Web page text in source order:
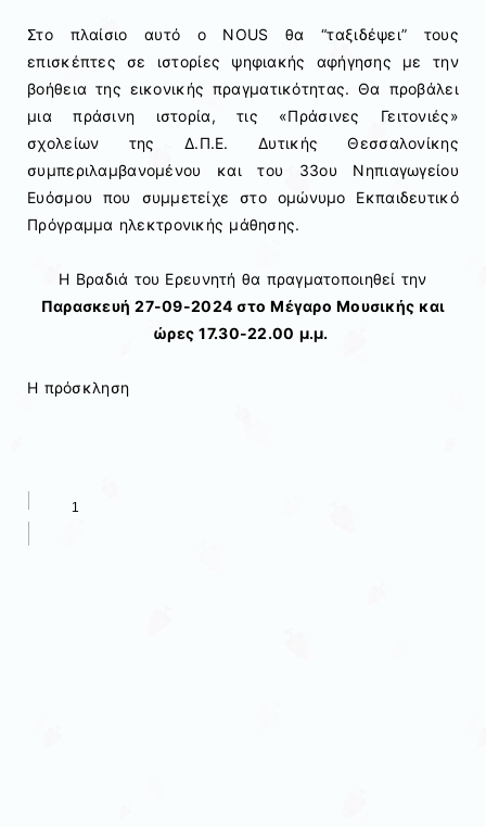
Στο πλαίσιο αυτό ο ΝΟUS θα “ταξιδέψει” τους
επισκέπτες σε ιστορίες ψηφιακής αφήγησης με την
βοήθεια της εικονικής πραγματικότητας. Θα προβάλει
μια πράσινη ιστορία, τις «Πράσινες Γειτονιές»
σχολείων της Δ.Π.Ε. Δυτικής Θεσσαλονίκης
συμπεριλαμβανομένου και του 33ου Νηπιαγωγείου
Ευόσμου που συμμετείχε στο ομώνυμο Εκπαιδευτικό
Πρόγραμμα ηλεκτρονικής μάθησης.
Η Βραδιά του Ερευνητή θα πραγματοποιηθεί την
Παρασκευή 27-09-2024 στο Μέγαρο Μουσικής και
ώρες 17.30-22.00 μ.μ.
Η πρόσκληση